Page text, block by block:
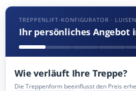
TREPPENLIFT-KONFIGURATOR ·
Ihr persönliches Angebot
Wie verläuft Ihre Treppe?
Die Treppenform beeinflusst den Preis